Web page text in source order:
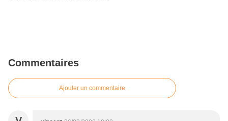
Commentaires
Ajouter un commentaire